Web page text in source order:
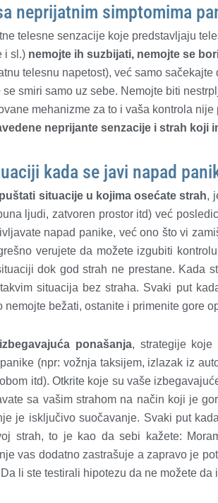
neprijatnim simptomima
telesne senzacije koje predstavljaju
i sl.) nemojte ih suzbijati, nemojte se
telesnu napetost), već samo
smiri samo uz sebe. Nemojte biti
mehanizme za to i vaša kontrola nije
neprijante senzacije i strah koji
kada se javi napad
situacije u kojima osećate strah,
ljudi, zatvoren prostor itd) već
napad panike, već ono što vi
verujete da možete izgubiti
dok god strah ne prestane. Kada
situacija bez straha. Svaki put
nemojte bežati, ostanite i primenite gore
ponašanja, strategije
(npr: vožnja taksijem, izlazak iz
itd). Otkrite koje su vaše
sa vašim strahom na način koji je
je isključivo suočavanje. Svaki put
strah, to je kao da sebi kažete:
vas dodatno zastrašuje a zapravo je
li ste testirali hipotezu da ne možete